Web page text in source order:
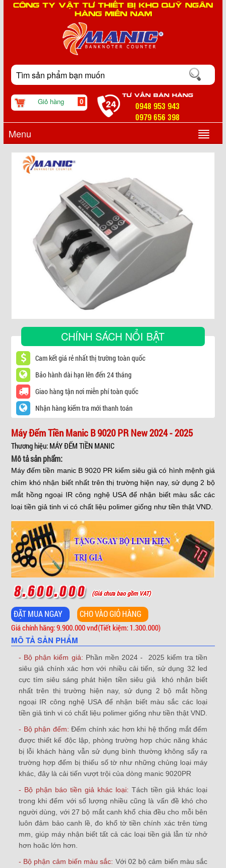
CÔNG TY VẬT TƯ THIẾT BỊ KHO QUỸ NGÂN
HÀNG MIỀN NAM
Giỏ hàng 0
TƯ VẤN BÁN HÀNG
0948 953 943
0979 656 398
Menu
CHÍNH SÁCH NỔI BẬT
Cam kết giá rẻ nhất thị trường toàn quốc
Bảo hành dài hạn lên đến 24 tháng
Giao hàng tận nơi miễn phí toàn quốc
Nhận hàng kiểm tra mới thanh toán
Máy Đếm Tiền Manic B 9020 PR New 2024 - 2025
Thương hiệu: MÁY ĐẾM TIỀN MANIC
Mô tả sản phẩm:
Máy đếm tiền manic B 9020 PR kiểm siêu giả có hình mệnh giá
chìm khó nhận biết nhất trên thị trường hiện nay, sử dụng 2 bộ
mắt hồng ngoại IR công nghệ USA để nhận biết màu sắc các
loại tiền giả tinh vi có chất liệu polimer giống như tiền thật VND.
(Giá chưa bao gồm VAT)
Giá chính hãng: 9.900.000 vnđ(Tiết kiệm: 1.300.000)
MÔ TẢ SẢN PHẨM
- Bộ phận kiểm giả: Phần mền 2024 - 2025 kiểm tra tiền
siêu giả chính xác hơn với nhiều cải tiến, sử dụng 32 led
cực tím siêu sáng phát hiện tiền siêu giả khó nhận biết
nhất trên thị trường hiện nay, sử dụng 2 bộ mắt hồng
ngoại IR công nghệ USA để nhận biết màu sắc các loại
tiền giả tinh vi có chất liệu polimer giống như tiền thật VND.
- Bộ phận đếm: Đếm chính xác hơn khi hệ thống mắt đếm
được thiết kế độc lập, phòng trường hợp chức năng khác
bị lỗi khách hàng vẫn sử dụng bình thường không sẩy ra
trường hợp đếm bị thiếu số tờ như những chủng loại máy
khác, đây là cải tiến vượt trội của dòng manic 9020PR
- Bộ phận báo tiền giả khác loại: Tách tiền giả khác loại
trong khi đếm với số lượng nhiều cũng là vấn đề khó cho
người dùng, với 27 bộ mắt canh khổ chia đều cho mỗi bên
luôn đảm bảo canh lề, đo khổ tờ tiền chính xác trên từng
mm, giúp máy nhận biết tất cả các loại tiền giả lẫn từ nhở
hơn hoăc lớn hơn.
- Bộ phận cảm biến màu sắc: Với 02 bộ cảm biến màu sắc